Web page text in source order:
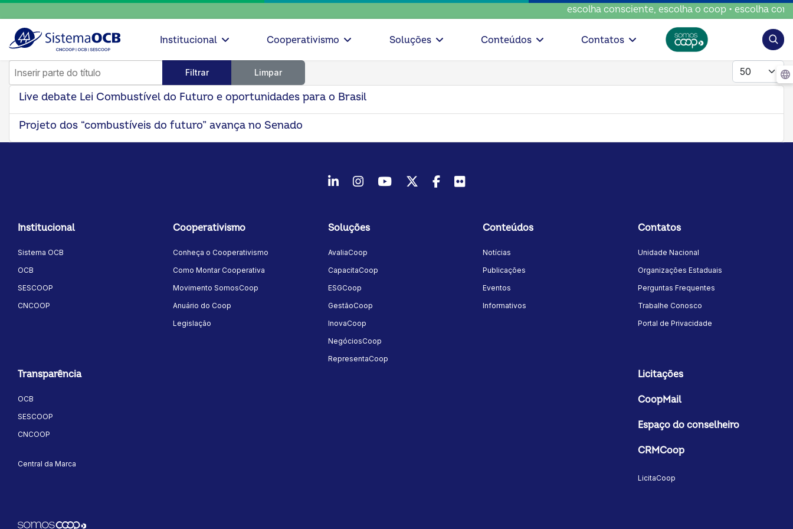
escolha consciente, escolha o coop • escolha
Institucional Cooperativismo Soluções Conteúdos Contatos
Inserir parte do título
Filtrar Limpar
Mostrar #
Live debate Lei Combustível do Futuro e oportunidades para o Brasil
Projeto dos “combustíveis do futuro” avança no Senado
LinkedInInstagram
YoutubeTwitter/X
Facebook
Flickr
Institucional
Sistema OCB
OCB
SESCOOP
CNCOOP
Cooperativismo
Conheça o Cooperativismo
Como Montar Cooperativa
Movimento SomosCoop
Anuário do Coop
Legislação
Soluções
AvaliaCoop
CapacitaCoop
ESGCoop
GestãoCoop
InovaCoop
NegóciosCoop
RepresentaCoop
Conteúdos
Notícias
Publicações
Eventos
Informativos
Contatos
Unidade Nacional
Organizações Estaduais
Perguntas Frequentes
Trabalhe Conosco
Portal de Privacidade
Transparência
OCB
SESCOOP
CNCOOP
Central da Marca
Licitações
CoopMail
Espaço do conselheiro
CRMCoop
LicitaCoop